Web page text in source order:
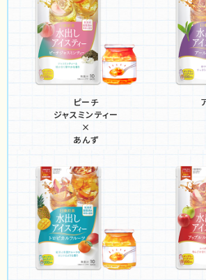
ピーチ
ジャスミンティー
×
あんず